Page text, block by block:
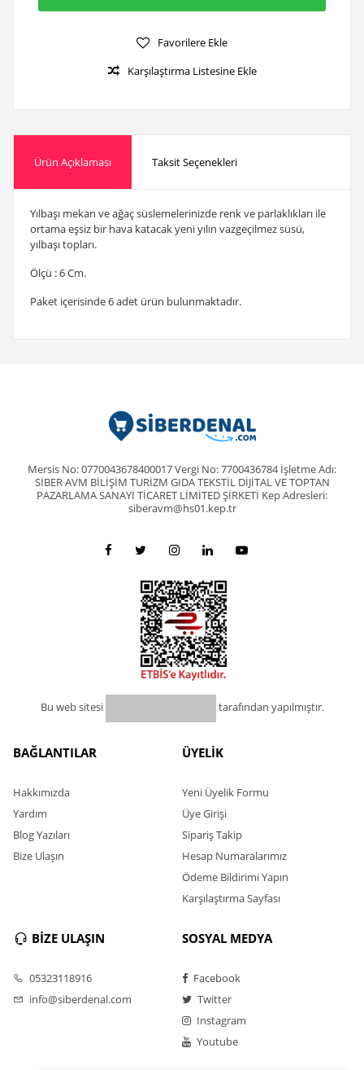
Favorilere Ekle
Karşılaştırma Listesine Ekle
Ürün Açıklaması Taksit Seçenekleri
Yılbaşı mekan ve ağaç süslemelerinizde renk ve parlaklıkları ile
ortama eşsiz bir hava katacak yeni yılın vazgeçilmez süsü,
yılbaşı topları.
Ölçü : 6 Cm.
Paket içerisinde 6 adet ürün bulunmaktadır.
Mersis No: 0770043678400017 Vergi No: 7700436784 İşletme Adı:
SİBER AVM BİLİŞİM TURİZM GIDA TEKSTİL DİJİTAL VE TOPTAN
PAZARLAMA SANAYİ TİCARET LİMİTED ŞİRKETİ Kep Adresleri:
siberavm@hs01.kep.tr
Bu web sitesi tarafından yapılmıştır.
BAĞLANTILAR
Hakkımızda
Yardım
Blog Yazıları
Bize Ulaşın
ÜYELİK
Yeni Üyelik Formu
Üye Girişi
Sipariş Takip
Hesap Numaralarımız
Ödeme Bildirimi Yapın
Karşılaştırma Sayfası
BİZE ULAŞIN
05323118916
info@siberdenal.com
SOSYAL MEDYA
Facebook
Twitter
Instagram
Youtube